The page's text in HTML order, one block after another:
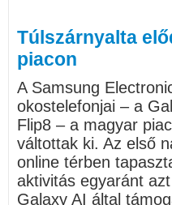
Túlszárnyalta
piacon
A Samsung
okostelefonjai – a
Flip8 – a magyar
váltottak ki. Az első
online térben
aktivitás egyaránt
Galaxy AI által